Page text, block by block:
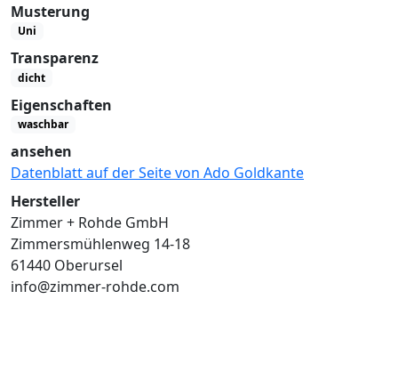
Musterung
Uni
Transparenz
dicht
Eigenschaften
waschbar
ansehen
Datenblatt auf der Seite von Ado Goldkante
Hersteller
Zimmer + Rohde GmbH
Zimmersmühlenweg 14-18
61440 Oberursel
info@zimmer-rohde.com